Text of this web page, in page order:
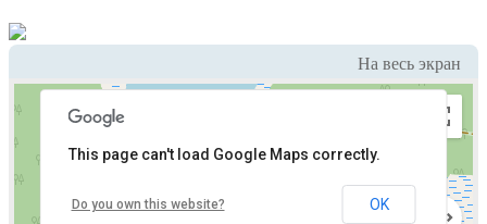
На весь экран
This page can't load Google Maps correctly.
Do you own this website? OK